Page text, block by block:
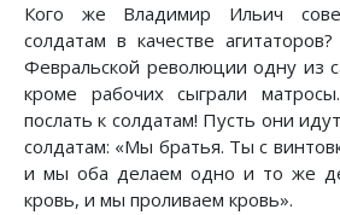
Кого же Владимир Ильич
солдатам в качестве
Февральской революции одну из
кроме рабочих сыграли
послать к солдатам! Пусть они
солдатам: «Мы братья. Ты с
и мы оба делаем одно и то же
кровь, и мы проливаем кровь».